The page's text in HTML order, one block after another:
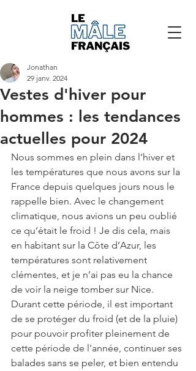
Vestes d'hiver pour
hommes : les tendances
actuelles pour 2024
Jonathan
29 janv. 2024
Nous sommes en plein dans l’hiver et
les températures que nous avons sur la
France depuis quelques jours nous le
rappelle bien. Avec le changement
climatique, nous avions un peu oublié
ce qu’était le froid ! Je dis cela, mais
en habitant sur la Côte d’Azur, les
températures sont relativement
clémentes, et je n’ai pas eu la chance
de voir la neige tomber sur Nice.
Durant cette période, il est important
de se protéger du froid (et de la pluie)
pour pouvoir profiter pleinement de
cette période de l'année, continuer ses
balades sans se peler, et bien entendu